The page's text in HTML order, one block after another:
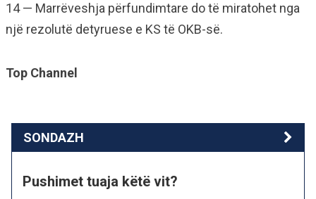
14 — Marrëveshja përfundimtare do të miratohet nga
një rezolutë detyruese e KS të OKB-së.
Top Channel
SONDAZH
Pushimet tuaja këtë vit?